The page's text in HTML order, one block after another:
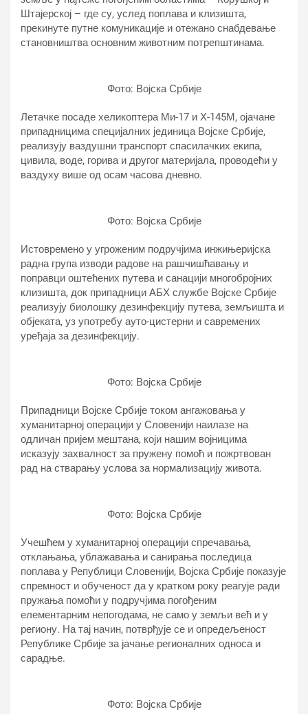
Штајерској – где су, услед поплава и клизишта,
прекинуте путне комуникације и отежано снабдевање
становништва основним животним потрепштинама.
Фото: Војска Србије
Летачке посаде хеликоптера Ми-17 и Х-145М, ојачане
припадницима специјалних јединица Војске Србије,
реализују ваздушни транспорт спасилачких екипа,
цивила, воде, горива и другог материјала, проводећи у
ваздуху више од осам часова дневно.
Фото: Војска Србије
Истовремено у угроженим подручјима инжињеријска
радна група изводи радове на рашчишћавању и
поправци оштећених путева и санацији многобројних
клизишта, док припадници АБХ службе Војске Србије
реализују биолошку дезинфекцију путева, земљишта и
објеката, уз употребу ауто-цистерни и савремених
уређаја за дезинфекцију.
Фото: Војска Србије
Припадници Војске Србије током ангажовања у
хуманитарној операцији у Словенији наилазе на
одличан пријем мештана, који нашим војницима
исказују захвалност за пружену помоћ и пожртвован
рад на стварању услова за нормализацију живота.
Фото: Војска Србије
Учешћем у хуманитарној операцији спречавања,
отклањања, ублажавања и санирања последица
поплава у Републици Словенији, Војска Србије показује
спремност и обученост да у кратком року реагује ради
пружања помоћи у подручјима погођеним
елементарним непогодама, не само у земљи већ и у
региону. На тај начин, потврђује се и опредељеност
Републике Србије за јачање регионалних односа и
сарадње.
Фото: Војска Србије